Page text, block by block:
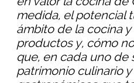
medida, el potencial
ámbito de la cocina
productos y, cómo
que, en cada uno de
patrimonio culinario